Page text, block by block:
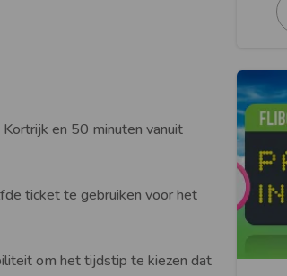
en 50 minuten vanuit
ticket te gebruiken voor het
om het tijdstip te kiezen dat